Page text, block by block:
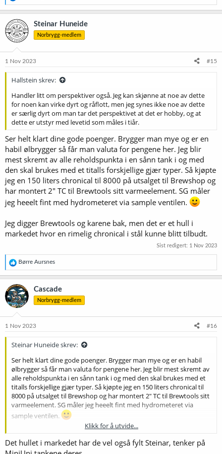
e
a
k
s
j
o
e
Steinar Huneide
Norbrygg-medlem
1 Nov 2023 #15
Hallstein skrev:
Handler litt om perspektiver også. Jeg kan skjønne at noe av dette
for noen kan virke dyrt og råflott, men jeg synes ikke noe av dette
er særlig dyrt om man tar det perspektivet at det er hobby, og at
dette er utstyr med levetid som måles i tiår.
Ser helt klart dine gode poenger. Brygger man mye og er en
habil ølbrygger så får man valuta for pengene her. Jeg blir
mest skremt av alle reholdspunkta i en sånn tank i og med
den skal brukes med et titalls forskjellige gjær typer. Så kjøpte
jeg en 150 liters chronical til 8000 på utsalget til Brewshop og
har montert 2" TC til Brewtools sitt varmeelement. SG måler
jeg heeelt fint med hydrometeret via sample ventilen.
Jeg digger Brewtools og karene bak, men det er et hull i
markedet hvor en rimelig chronical i stål kunne blitt tilbudt.
Sist redigert: 1 Nov 2023
R
e
a
k
s
j
o
e
Børre Aursnes
Cascade
Norbrygg-medlem
1 Nov 2023 #16
Steinar Huneide skrev:
Ser helt klart dine gode poenger. Brygger man mye og er en habil
ølbrygger så får man valuta for pengene her. Jeg blir mest skremt av
alle reholdspunkta i en sånn tank i og med den skal brukes med et
titalls forskjellige gjær typer. Så kjøpte jeg en 150 liters chronical til
8000 på utsalget til Brewshop og har montert 2" TC til Brewtools sitt
varmeelement. SG måler jeg heeelt fint med hydrometeret via
sample ventilen.
hvor en rimelig chronical i stål kunne blitt tilbudt.
Klikk for å utvide...
Det hullet i markedet har de vel også fylt Steinar, tenker på